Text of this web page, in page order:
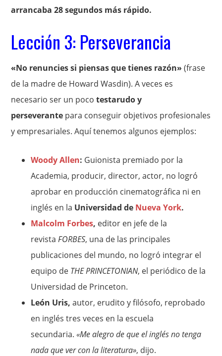
arrancaba 28 segundos más rápido.
Lección 3: Perseverancia
«No renuncies si piensas que tienes razón» (frase
de la madre de Howard Wasdin). A veces es
necesario ser un pocotestarudo y
perseverante para conseguir objetivos profesionales
y empresariales. Aquí tenemos algunos ejemplos:
Woody Allen: Guionista premiado por la
Academia, producir, director, actor, no logró
aprobar en producción cinematográfica ni en
inglés en la Universidad de Nueva York.
Malcolm Forbes, editor en jefe de la
revistaFORBES, una de las principales
publicaciones del mundo, no logró integrar el
equipo de THE PRINCETONIAN, el periódico de la
Universidad de Princeton.
León Uris,autor, erudito y filósofo, reprobado
en inglés tres veces en la escuela
secundaria.«Me alegro de que el inglés no tenga
nada que ver con la literatura», dijo.